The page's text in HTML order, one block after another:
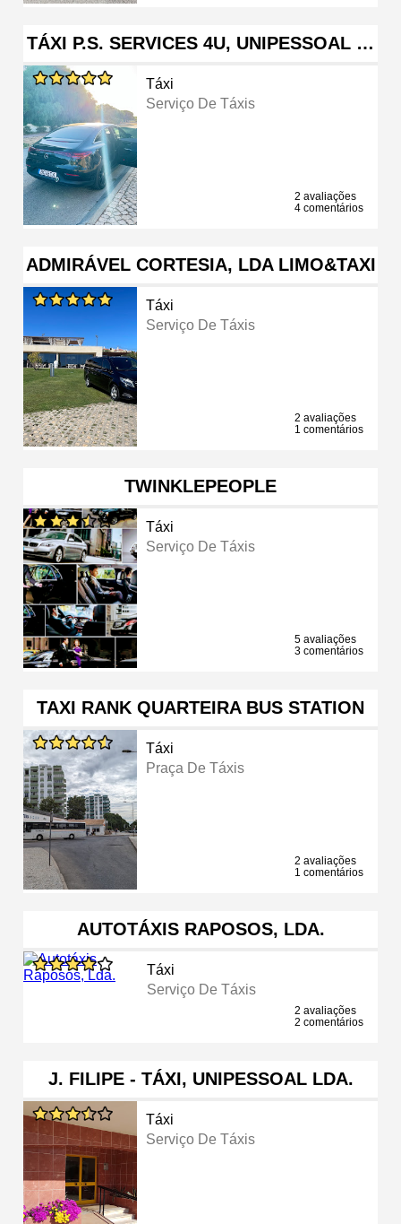
TÁXI P.S. SERVICES 4U, UNIPESSOAL …
Táxi
Serviço De Táxis
2 avaliações
4 comentários
ADMIRÁVEL CORTESIA, LDA LIMO&TAXI
Táxi
Serviço De Táxis
2 avaliações
1 comentários
TWINKLEPEOPLE
Táxi
Serviço De Táxis
5 avaliações
3 comentários
TAXI RANK QUARTEIRA BUS STATION
Táxi
Praça De Táxis
2 avaliações
1 comentários
AUTOTÁXIS RAPOSOS, LDA.
Táxi
Serviço De Táxis
2 avaliações
2 comentários
J. FILIPE - TÁXI, UNIPESSOAL LDA.
Táxi
Serviço De Táxis